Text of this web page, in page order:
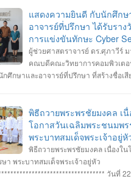
ยหลัง
แสดงความยินดี กับนักศึกษ
อาจารย์ที่ปรึกษา ได้รับราง
การแข่งขันทักษะ Cyber
ผู้ช่วยศาสตราจารย์ ดร.ศุภาวีร์
คณบดีคณะวิทยาการคอมพิวเตอ
ศึกษาและอาจารย์ที่ปรึกษา ที่สร้างชื่อเสี
งขันทักษะความปลอดภัยทางไซเบอร์ IT
2025 ภายใต้โครงการ “เปิดโลกวิชา
อยเอ็ด” วันที่ 7-8 กรกฎาคม 2568 รุ่น
know Everything นายชัยวัฒน์ ชัยฤ
ริยา ขันทา ทำคะแนนได้สูงสุด 2260 คะ
นดับที่_1 ทีม MVP นายอัมรินทร์ จำปาหอ
พิธีถวายพระพรชัยมงคล เ
โอกาสวันเฉลิมพระชนมพร
พระบาทสมเด็จพระเจ้าอยู่หั
พิธีถวายพระพรชัยมงคล เนื่องใน
า พระบาทสมเด็จพระเจ้าอยู่หัว
วันที่ 22